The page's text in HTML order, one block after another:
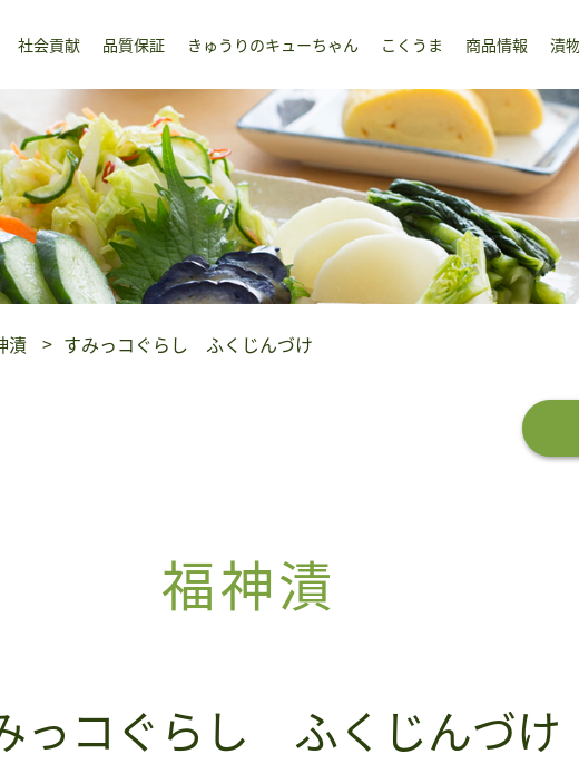
社会貢献 品質保証 きゅうりのキューちゃん こくうま 商品情報 漬
漬 すみっコぐらし ふくじんづけ
福神漬
っコぐらし ふくじんづけ